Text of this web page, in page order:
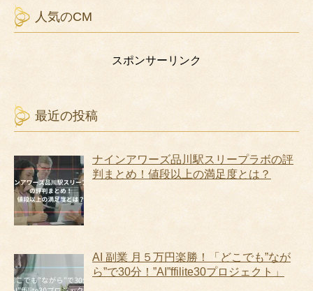
人気のCM
スポンサーリンク
最近の投稿
ナインアワーズ品川駅スリープラボの評
判まとめ！値段以上の満足度とは？
AI 副業 月５万円楽勝！「どこでも”なが
ら”で30分！”AI”ffilite30プロジェクト」